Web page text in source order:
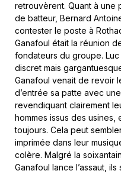
retrouvèrent. Quant à une
de batteur, Bernard
contester le poste à
Ganafoul était la réunion
fondateurs du groupe.
discret mais
Ganafoul venait de revoir
d’entrée sa patte avec
revendiquant clairement
hommes issus des usines,
toujours. Cela peut
imprimée dans leur
colère. Malgré la
Ganafoul lance l’assaut,